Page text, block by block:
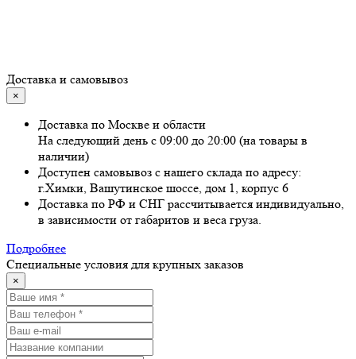
Доставка и самовывоз
×
Доставка по Москве и области
На следующий день с 09:00 до 20:00 (на товары в
наличии)
Доступен самовывоз с нашего склада по адресу:
г.Химки, Вашутинское шоссе, дом 1, корпус 6
Доставка по РФ и СНГ рассчитывается индивидуально,
в зависимости от габаритов и веса груза.
Подробнее
Специальные условия для крупных заказов
×